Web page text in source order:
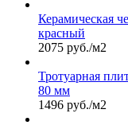
Керамическая
красный
2075 руб./м2
Тротуарная
80 мм
1496 руб./м2